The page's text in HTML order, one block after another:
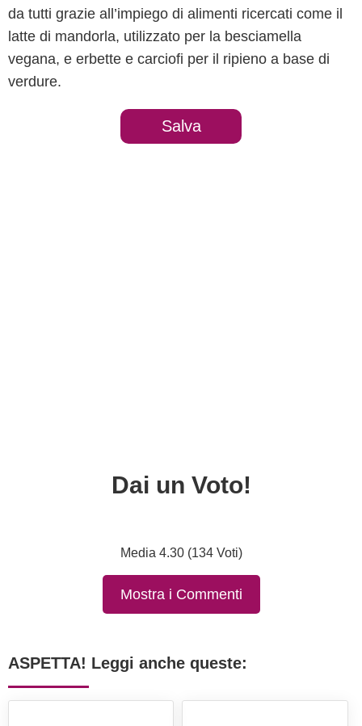
da tutti grazie all’impiego di alimenti ricercati come il
latte di mandorla, utilizzato per la besciamella
vegana, e erbette e carciofi per il ripieno a base di
verdure.
Salva
Dai un Voto!
Media 4.30 (134 Voti)
Mostra i Commenti
ASPETTA! Leggi anche queste: